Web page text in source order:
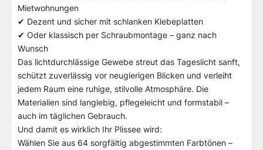
Mietwohnungen
✔ Dezent und sicher mit schlanken Klebeplatten
✔ Oder klassisch per Schraubmontage – ganz nach
Wunsch
Das lichtdurchlässige Gewebe streut das Tageslicht sanft,
schützt zuverlässig vor neugierigen Blicken und verleiht
jedem Raum eine ruhige, stilvolle Atmosphäre. Die
Materialien sind langlebig, pflegeleicht und formstabil –
auch im täglichen Gebrauch.
Und damit es wirklich Ihr Plissee wird:
Wählen Sie aus 64 sorgfältig abgestimmten Farbtönen –